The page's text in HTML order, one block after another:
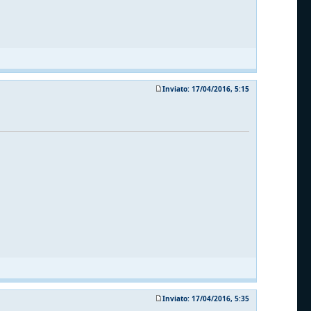
Inviato: 17/04/2016, 5:15
Inviato: 17/04/2016, 5:35